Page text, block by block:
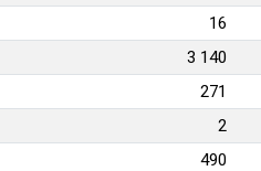
16
3 140
271
2
490